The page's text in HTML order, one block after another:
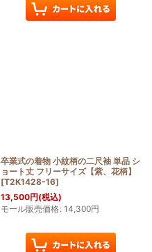
卒業式の着物 小紋柄の二尺袖 単品 シ
ョート丈 フリーサイズ【紫、花柄】
[T2K1428-16]
13,500円(税込)
モール販売価格: 14,300円